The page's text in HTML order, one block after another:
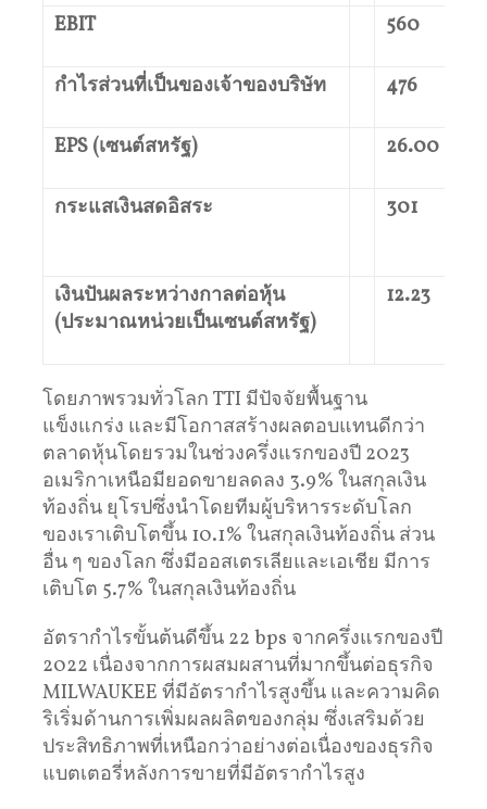
EBIT 560
กำไรส่วนที่เป็นของเจ้าของบริษัท 476
EPS (เซนต์สหรัฐ) 26.00
กระแสเงินสดอิสระ 301
เงินปันผลระหว่างกาลต่อหุ้น
(ประมาณหน่วยเป็นเซนต์สหรัฐ)
12.23
โดยภาพรวมทั่วโลก TTI มีปัจจัยพื้นฐาน
แข็งแกร่ง และมีโอกาสสร้างผลตอบแทนดีกว่า
ตลาดหุ้นโดยรวมในช่วงครึ่งแรกของปี 2023
อเมริกาเหนือมียอดขายลดลง 3.9% ในสกุลเงิน
ท้องถิ่น ยุโรปซึ่งนำโดยทีมผู้บริหารระดับโลก
ของเราเติบโตขึ้น 10.1% ในสกุลเงินท้องถิ่น ส่วน
อื่น ๆ ของโลก ซึ่งมีออสเตรเลียและเอเชีย มีการ
เติบโต 5.7% ในสกุลเงินท้องถิ่น
อัตรากำไรขั้นต้นดีขึ้น 22 bps จากครึ่งแรกของปี
2022 เนื่องจากการผสมผสานที่มากขึ้นต่อธุรกิจ
MILWAUKEE ที่มีอัตรากำไรสูงขึ้น และความคิด
ริเริ่มด้านการเพิ่มผลผลิตของกลุ่ม ซึ่งเสริมด้วย
ประสิทธิภาพที่เหนือกว่าอย่างต่อเนื่องของธุรกิจ
แบตเตอรี่หลังการขายที่มีอัตรากำไรสูง